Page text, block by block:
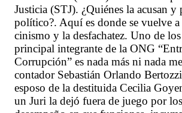
Justicia (STJ). ¿Quiénes la acusan
político?. Aquí es donde se vuelve
cinismo y la desfachatez. Uno de
principal integrante de la ONG
Corrupción” es nada más ni nada
contador Sebastián Orlando
esposo de la destituida Cecilia
un Juri la dejó fuera de juego por